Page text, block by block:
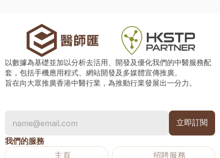
以數據為基礎並加以分析去活用、開發及優化我們的中醫服務配
套，包括手機應用程式、網站開發及多媒體宣傳推廣。
旨在向大眾推廣香港中醫行業，為推動行業發展出一分力。
我們的服務
主頁
招聘服務